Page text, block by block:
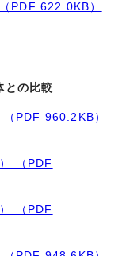
PDF 622.0KB）
との比較
PDF 960.2KB）
（PDF
（PDF